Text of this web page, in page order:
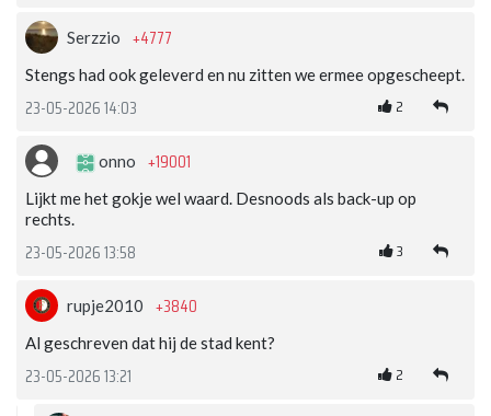
Serzzio +4777
Stengs had ook geleverd en nu zitten we ermee opgescheept.
23-05-2026 14:03 2
onno +19001
Lijkt me het gokje wel waard. Desnoods als back-up op
rechts.
23-05-2026 13:58 3
rupje2010 +3840
Al geschreven dat hij de stad kent?
23-05-2026 13:21 2